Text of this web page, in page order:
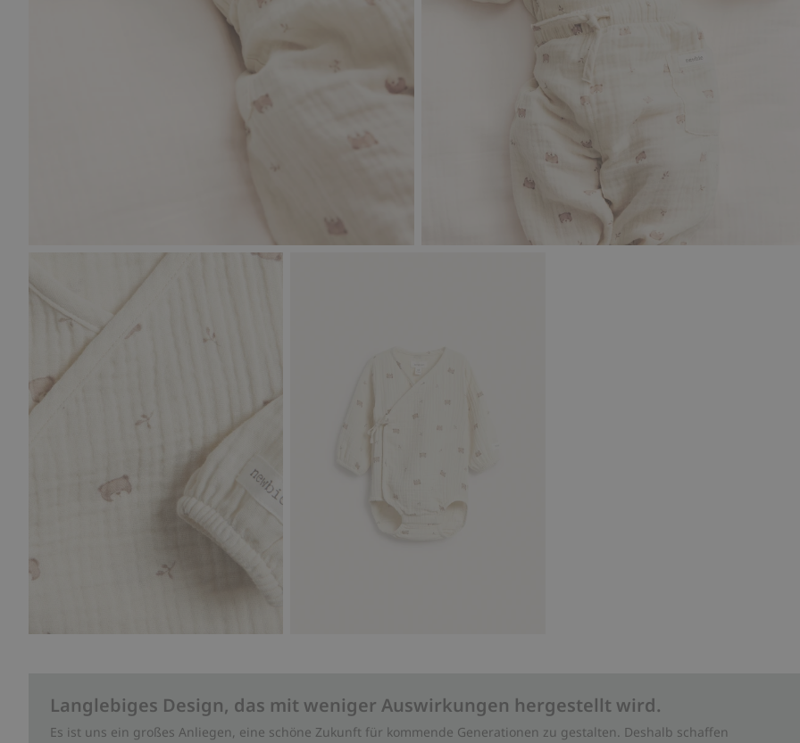
Langlebiges Design, das mit weniger Auswirkungen hergestellt wird.
Es ist uns ein großes Anliegen, eine schöne Zukunft für kommende Generationen zu gestalten. Deshalb schaffen